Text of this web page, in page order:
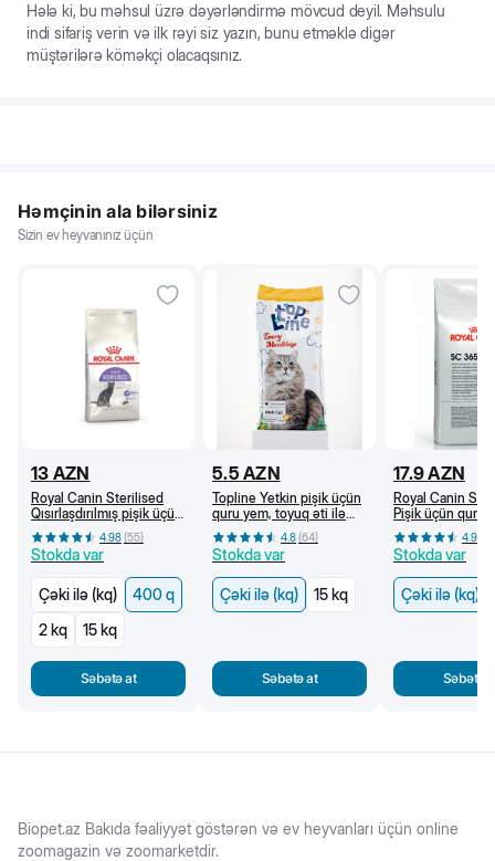
Hələ ki, bu məhsul üzrə dəyərləndirmə mövcud deyil. Məhsulu
indi sifariş verin və ilk rəyi siz yazın, bunu etməklə digər
müştərilərə köməkçi olacaqsınız.
Həmçinin ala bilərsiniz
Sizin ev heyvanınız üçün
13 AZN
Royal Canin Sterilised
Qısırlaşdırılmış pişik üçün
quru yem, 1 yaşdan, 400
q
4.98(55)
Stokda var
Çəki ilə (kq)
400 q
2 kq
15 kq
Səbətə at
5.5 AZN
Topline Yetkin pişik üçün
quru yem, toyuq əti ilə
(kq)
4.8(64)
Stokda var
Çəki ilə (kq) 15 kq
Səbətə at
17.9AZN
Royal Canin
Pişik üçün quru
yaşdan (kq) 4.96
Stokda var
Çəki ilə (kq)
Səbətə
Biopet.az Bakıda fəaliyyət göstərən və ev heyvanları üçün online
zoomagazin və zoomarketdir.